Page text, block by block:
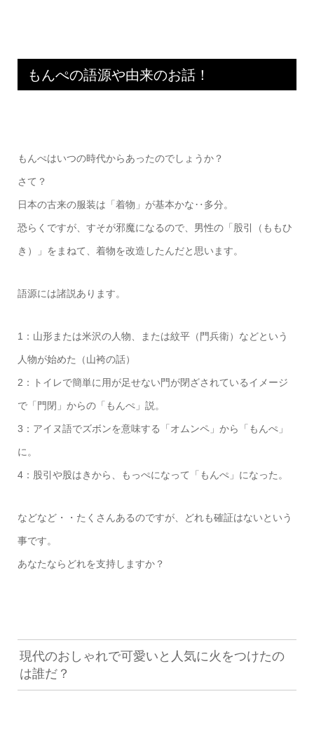
もんぺの語源や由来のお話！
もんぺはいつの時代からあったのでしょうか？
さて？
日本の古来の服装は「着物」が基本かな‥多分。
恐らくですが、すそが邪魔になるので、男性の「股引（ももひ
き）」をまねて、着物を改造したんだと思います。
語源には諸説あります。
1：山形または米沢の人物、または紋平（門兵衛）などという
人物が始めた（山袴の話）
2：トイレで簡単に用が足せない門が閉ざされているイメージ
で「門閉」からの「もんぺ」説。
3：アイヌ語でズボンを意味する「オムンペ」から「もんぺ」
に。
4：股引や股はきから、もっぺになって「もんぺ」になった。
などなど・・たくさんあるのですが、どれも確証はないという
事です。
あなたならどれを支持しますか？
現代のおしゃれで可愛いと人気に火をつけたの
は誰だ？